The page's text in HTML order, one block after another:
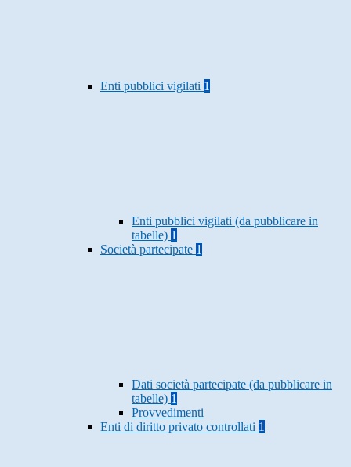
Enti pubblici vigilati 1
Enti pubblici vigilati (da pubblicare in
tabelle) 1
Società partecipate 1
Dati società partecipate (da pubblicare in
tabelle) 1
Provvedimenti
Enti di diritto privato controllati 1